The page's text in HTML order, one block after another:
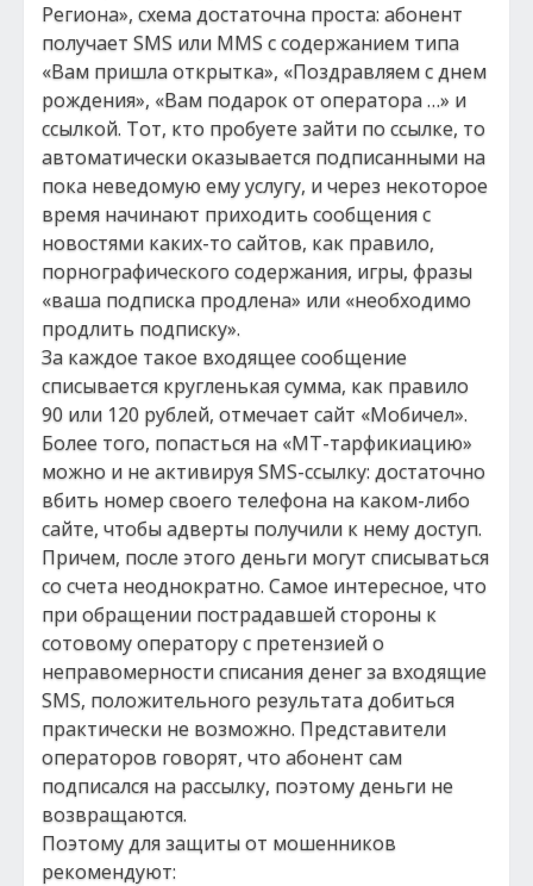
Региона», схема достаточна проста: абонент
получает SMS или MMS с содержанием типа
«Вам пришла открытка», «Поздравляем с днем
рождения», «Вам подарок от оператора …» и
ссылкой. Тот, кто пробуете зайти по ссылке, то
автоматически оказывается подписанными на
пока неведомую ему услугу, и через некоторое
время начинают приходить сообщения с
новостями каких-то сайтов, как правило,
порнографического содержания, игры, фразы
«ваша подписка продлена» или «необходимо
продлить подписку».
За каждое такое входящее сообщение
списывается кругленькая сумма, как правило
90 или 120 рублей, отмечает сайт «Мобичел».
Более того, попасться на «МТ-тарфикиацию»
можно и не активируя SMS-ссылку: достаточно
вбить номер своего телефона на каком-либо
сайте, чтобы адверты получили к нему доступ.
Причем, после этого деньги могут списываться
со счета неоднократно. Самое интересное, что
при обращении пострадавшей стороны к
сотовому оператору с претензией о
неправомерности списания денег за входящие
SMS, положительного результата добиться
практически не возможно. Представители
операторов говорят, что абонент сам
подписался на рассылку, поэтому деньги не
возвращаются.
Поэтому для защиты от мошенников
рекомендуют: